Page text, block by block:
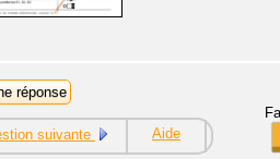
suivante Aide